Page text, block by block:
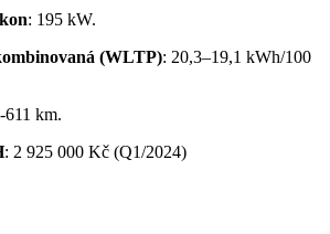
kon: 195 kW.
(WLTP): 20,3–19,1 kWh/100
km.
: 2 925 000 Kč (Q1/2024)